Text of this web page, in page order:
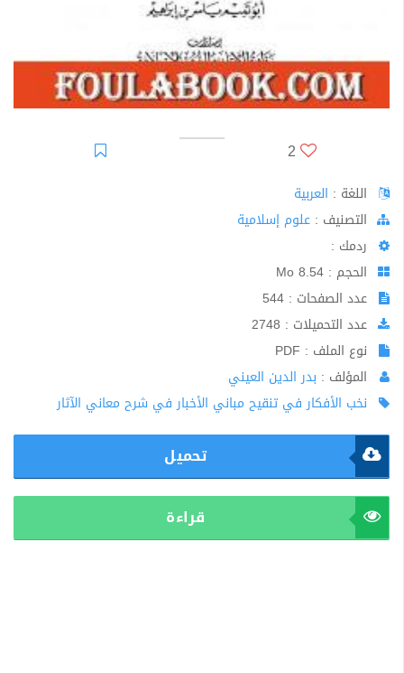
2
اللغة : العربية
اﻟﺘﺼﻨﻴﻒ : علوم إسلامية
ردمك :
الحجم : 8.54 Mo
عدد الصفحات : 544
عدد التحميلات : 2748
نوع الملف : PDF
المؤلف : بدر الدين العيني
نخب الأفكار في تنقيح مباني الأخبار في شرح معاني الآثار
تحميل
قراءة